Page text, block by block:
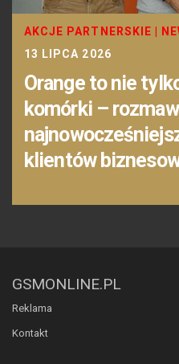
AKCJE PARTNERSKIE
13 LIPCA 2026
Orange to nie
komórki –
klientów
GSMONLINE.PL
Reklama
Kontakt